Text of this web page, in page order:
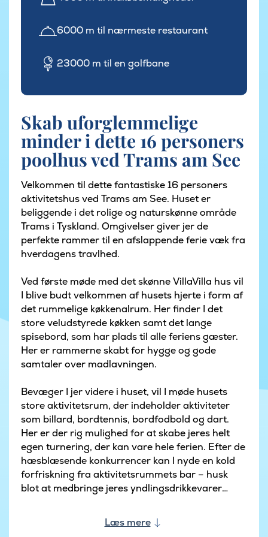
6000 m til nærmeste restaurant
23000 m til en golfbane
Skab uforglemmelige
minder i dette 16 personers
poolhus ved Trams am See
Velkommen til dette fantastiske 16 personers
aktivitetshus ved Trams am See. Huset er
beliggende i det rolige og naturskønne område
Trams i Tyskland. Omgivelser giver jer de
perfekte rammer til en afslappende ferie væk fra
hverdagens travlhed.
Ved første møde med det skønne VillaVilla hus vil
I blive budt velkommen af husets hjerte i form af
det rummelige køkkenalrum. Her finder I det
store veludstyrede køkken samt det lange
spisebord, som har plads til alle feriens gæster.
Her er rammerne skabt for hygge og gode
samtaler over madlavningen.
Bevæger I jer videre i huset, vil I møde husets
store aktivitetsrum, der indeholder aktiviteter
som billard, bordtennis, bordfodbold og dart.
Her er der rig mulighed for at skabe jeres helt
egen turnering, der kan vare hele ferien. Efter de
hæsblæsende konkurrencer kan I nyde en kold
forfriskning fra aktivitetsrummets bar – husk
blot at medbringe jeres yndlingsdrikkevarer
Er energiniveauet fortsat højt, kan den
Læs mere